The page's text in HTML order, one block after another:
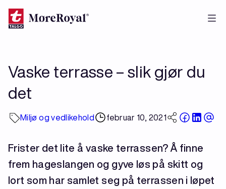
Hopp
Vaske terrasse – slik gjør du
det
Miljø og vedlikehold februar 10, 2021
Frister det lite å vaske terrassen? Å finne
frem hageslangen og gyve løs på skitt og
lort som har samlet seg på terrassen i løpet